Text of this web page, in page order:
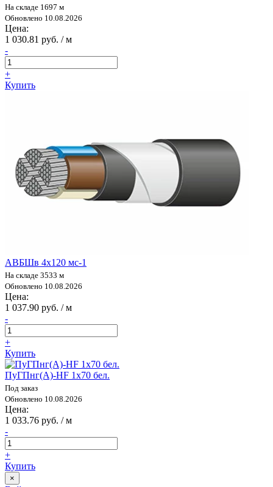
На складе 1697 м
Обновлено 10.08.2026
Цена:
1 030.81 руб. / м
-
+
Купить
АВБШв 4х120 мс-1
На складе 3533 м
Обновлено 10.08.2026
Цена:
1 037.90 руб. / м
-
+
Купить
ПуГПнг(А)-HF 1х70 бел.
Под заказ
Обновлено 10.08.2026
Цена:
1 033.76 руб. / м
-
+
Купить
×